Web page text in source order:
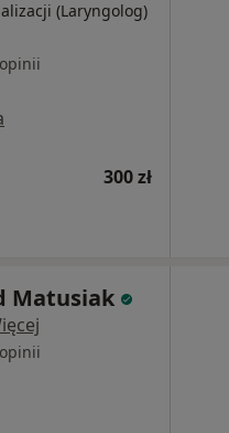
(Laryngolog)
300 zł
Matusiak